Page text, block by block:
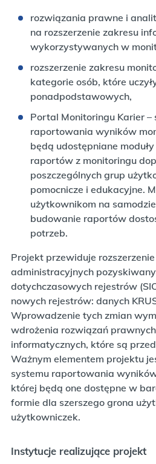
rozwiązania prawne i
na rozszerzenie zakresu
wykorzystywanych w
rozszerzenie zakresu
kategorie osób, które
ponadpodstawowych,
Portal Monitoringu Karier –
raportowania wyników
będą udostępniane
raportów z monitoringu
poszczególnych grup
pomocnicze i edukacyjne.
użytkownikom na
budowanie raportów
potrzeb.
Projekt przewiduje
administracyjnych
dotychczasowych rejestrów
nowych rejestrów: danych
Wprowadzenie tych zmian
wdrożenia rozwiązań
informatycznych, które są
Ważnym elementem projektu
systemu raportowania
której będą one dostępne w
formie dla szerszego grona
użytkowniczek.
Instytucje realizujące projekt